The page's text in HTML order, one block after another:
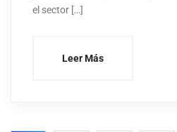
el sector […]
Leer Más